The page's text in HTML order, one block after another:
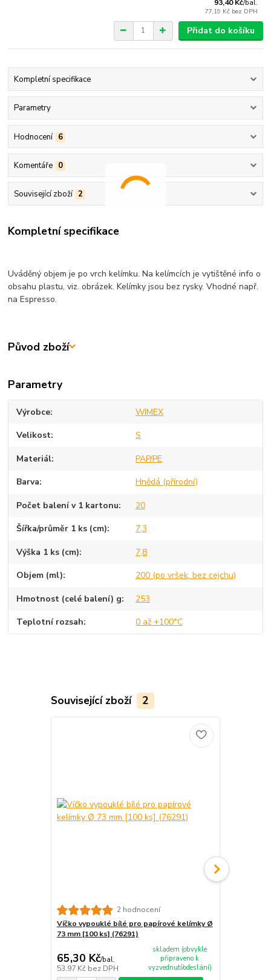
93,40 Kč/bal.
77,19 Kč bez DPH
Přidat do košíku
Kompletní specifikace
Parametry
Hodnocení 6
Komentáře 0
Související zboží 2
Kompletní specifikace
Uváděný objem je po vrch kelímku. Na kelímcích je vytištěné info o
obsahu plastu, viz. obrázek. Kelímky jsou bez rysky. Vhodné např.
na Espresso.
Původ zboží
Parametry
Výrobce WIMEX
Velikost S
Materiál PAP/PE
Barva Hnědá (přírodní)
Počet balení v 1 kartonu 20
Šířka/průměr 1 ks (cm) 7,3
Výška 1 ks (cm) 7,8
Objem (ml) 200 (po vršek, bez cejchu)
Hmotnost (celé balení) g 253
Teplotní rozsah 0 až +100°C
Související zboží 2
2 hodnocení
Víčko vypouklé bílé pro papírové kelímky Ø
73 mm [100 ks] (76291)
65,30 Kč/bal.
53,97 Kč bez DPH
skladem (obvykle
připraveno k
vyzvednutí/odeslání)